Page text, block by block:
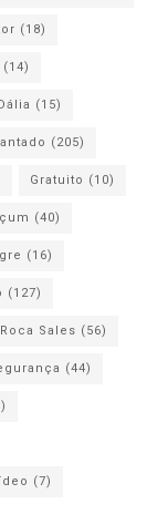
(18)
(14)
(15)
(205)
Gratuito (10)
(40)
(16)
(127)
Roca Sales (56)
(44)
(7)